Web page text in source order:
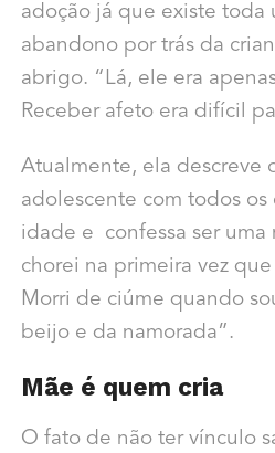
adoção já que existe toda
abandono por trás da
abrigo. “Lá, ele era
Receber afeto era difícil
Atualmente, ela descreve
adolescente com todos os
idade e confessa ser uma
chorei na primeira vez
Morri de ciúme quando
beijo e da namorada”.
Mãe é quem cria
O fato de não ter vínculo